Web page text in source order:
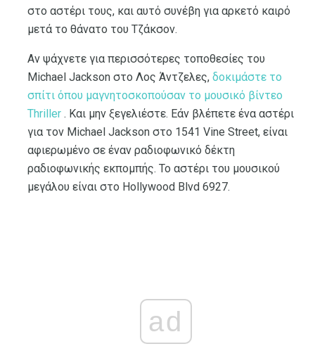
στο αστέρι τους, και αυτό συνέβη για αρκετό καιρό
μετά το θάνατο του Τζάκσον.
Αν ψάχνετε για περισσότερες τοποθεσίες του
Michael Jackson στο Λος Άντζελες, δοκιμάστε το
σπίτι όπου μαγνητοσκοπούσαν το μουσικό βίντεο
Thriller . Και μην ξεγελιέστε. Εάν βλέπετε ένα αστέρι
για τον Michael Jackson στο 1541 Vine Street, είναι
αφιερωμένο σε έναν ραδιοφωνικό δέκτη
ραδιοφωνικής εκπομπής. Το αστέρι του μουσικού
μεγάλου είναι στο Hollywood Blvd 6927.
ad